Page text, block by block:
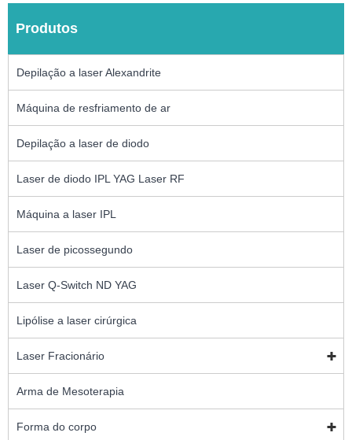
Produtos
Depilação a laser Alexandrite
Máquina de resfriamento de ar
Depilação a laser de diodo
Laser de diodo IPL YAG Laser RF
Máquina a laser IPL
Laser de picossegundo
Laser Q-Switch ND YAG
Lipólise a laser cirúrgica
Laser Fracionário
Arma de Mesoterapia
Forma do corpo